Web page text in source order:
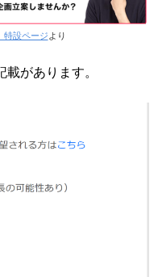
特設ページ より
があります。